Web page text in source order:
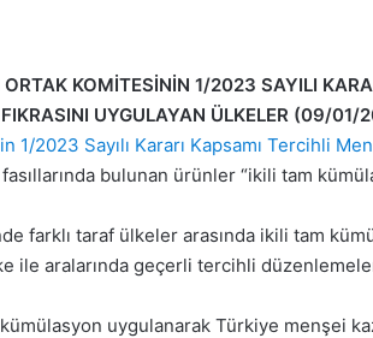
KOMİTESİNİN 1/2023 SAYILI
UYGULAYAN ÜLKELER (09/01/
Sayılı Kararı Kapsamı Tercihli
bulunan ürünler “ikili tam
farklı taraf ülkeler arasında ikili tam
ile aralarında geçerli tercihli
uygulanarak Türkiye menşei